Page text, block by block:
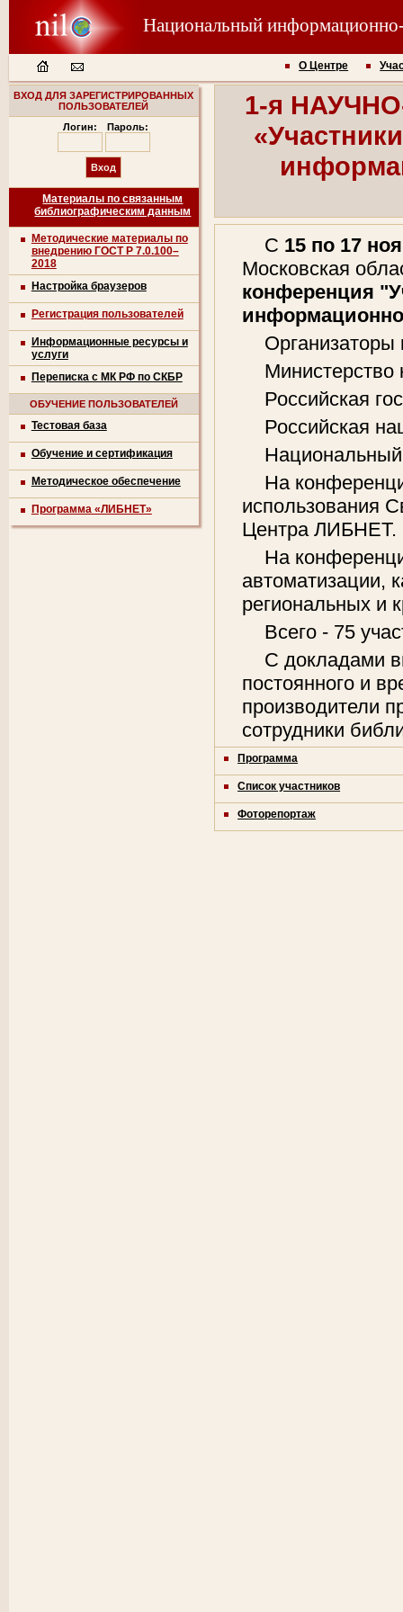
Национальный
О Центре
ВХОД ДЛЯ ЗАРЕГИСТРИРОВАННЫХ
ПОЛЬЗОВАТЕЛЕЙ
Логин:
Пароль:
Материалы по связанным
библиографическим данным
Методические материалы по
внедрению ГОСТ Р 7.0.100–
2018
Настройка браузеров
Регистрация пользователей
Информационные ресурсы и
услуги
Переписка с МК РФ по СКБР
ОБУЧЕНИЕ ПОЛЬЗОВАТЕЛЕЙ
Тестовая база
Обучение и сертификация
Методическое обеспечение
Программа «ЛИБНЕТ»
1-я
С 15 по 17
Московская
конференция
Министерство
Российская
Российская
На
использования
Центра ЛИБНЕТ.
На
автоматизации,
региональных и
Всего - 75
С докладами
постоянного и
производители
сотрудники
Программа
Список участников
Фоторепортаж